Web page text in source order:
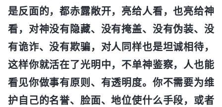
是反面的，都赤露敞开，亮给人看，也亮给神
看，对神没有隐藏、没有掩盖、没有伪装、没
有诡诈、没有欺骗，对人同样也是坦诚相待，
这样你就活在了光明中，不单神鉴察，人也能
看见你做事有原则、有透明度。你不需要为维
护自己的名誉、脸面、地位使什么手段，或者